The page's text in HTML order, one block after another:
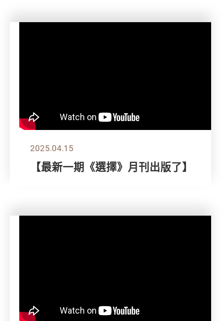
2025.04.15
【最新一期《選擇》月刊出版了】